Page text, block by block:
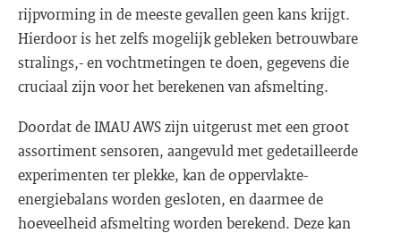
rijpvorming in de meeste gevallen geen kans krijgt.
Hierdoor is het zelfs mogelijk gebleken betrouwbare
stralings,- en vochtmetingen te doen, gegevens die
cruciaal zijn voor het berekenen van afsmelting.
Doordat de IMAU AWS zijn uitgerust met een groot
assortiment sensoren, aangevuld met gedetailleerde
experimenten ter plekke, kan de oppervlakte-
energiebalans worden gesloten, en daarmee de
hoeveelheid afsmelting worden berekend. Deze kan